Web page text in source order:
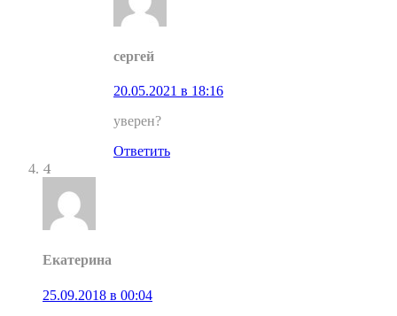
сергей
20.05.2021 в 18:16
уверен?
Ответить
4
Екатерина
25.09.2018 в 00:04